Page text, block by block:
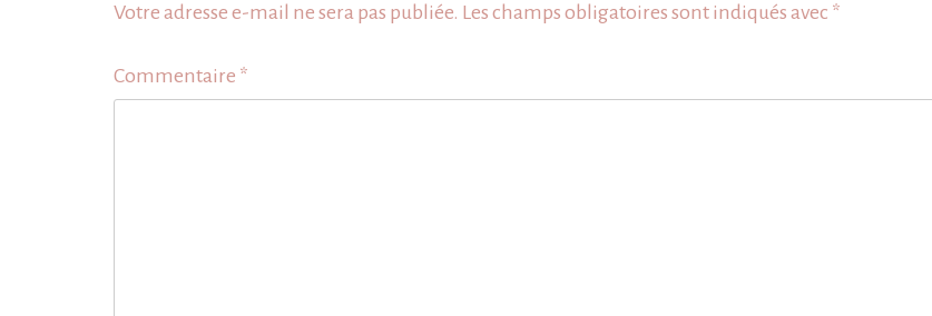
Votre adresse e-mail ne sera pas publiée. Les champs obligatoires sont indiqués avec *
Commentaire *